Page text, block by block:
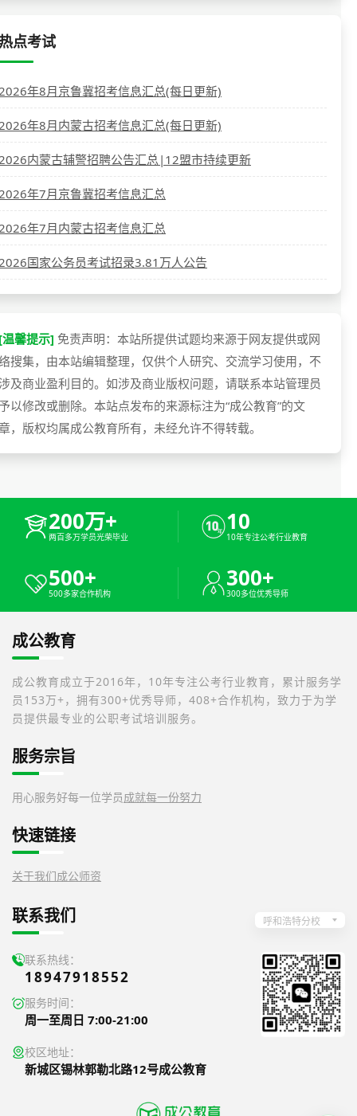
点考试
年8月京鲁冀招考信息汇总(每日更新)
年8月内蒙古招考信息汇总(每日更新)
内蒙古辅警招聘公告汇总|12盟市持续更新
年7月京鲁冀招考信息汇总
年7月内蒙古招考信息汇总
国家公务员考试招录3.81万人公告
馨提示] 免责声明：本站所提供试题均来源于网友提供或网
搜集，由本站编辑整理，仅供个人研究、交流学习使用，不
及商业盈利目的。如涉及商业版权问题，请联系本站管理员
以修改或删除。本站点发布的来源标注为“成公教育”的文
，版权均属成公教育所有，未经允许不得转载。
200万+
两百多万学员光荣毕业
10
10年专注公考行业教育
500+
500多家合作机构
300+
300多位优秀导师
成公教育
成公教育成立于2016年，10年专注公考行业教育，累计服务学
员153万+，拥有300+优秀导师，408+合作机构，致力于为学
员提供最专业的公职考试培训服务。
服务宗旨
用心服务好每一位学员成就每一份努力
快速链接
关于我们成公师资
联系我们 呼和浩特分校
联系热线：
18947918552
服务时间：
周一至周日 7:00-21:00
校区地址：
新城区锡林郭勒北路12号成公教育